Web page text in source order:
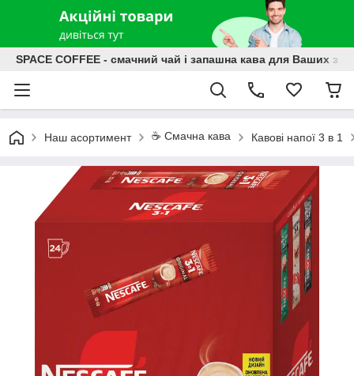
SPACE COFFEE - смачний чай і запашна кава для Ваших
Наш асортимент ☕️ Смачна кава Кавові напої 3 в 1